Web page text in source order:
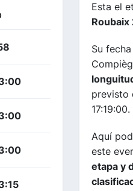
Esta el
Su
previsto
17:19:00.
Aquí
este
etapa y